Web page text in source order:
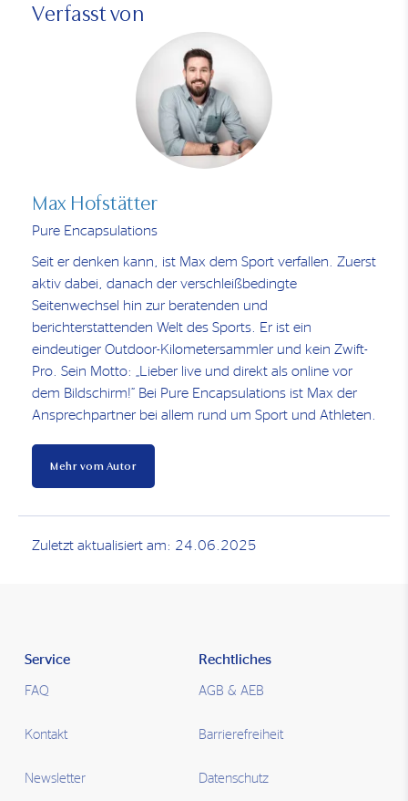
Verfasst von
Max Hofstätter
Pure Encapsulations
Seit er denken kann, ist Max dem Sport verfallen. Zuerst
aktiv dabei, danach der verschleißbedingte
Seitenwechsel hin zur beratenden und
berichterstattenden Welt des Sports. Er ist ein
eindeutiger Outdoor-Kilometersammler und kein Zwift-
Pro. Sein Motto: „Lieber live und direkt als online vor
dem Bildschirm!“ Bei Pure Encapsulations ist Max der
Ansprechpartner bei allem rund um Sport und Athleten.
Mehr vom Autor
Zuletzt aktualisiert am: 24.06.2025
Service
FAQ
Kontakt
Newsletter
Rechtliches
AGB & AEB
Barrierefreiheit
Datenschutz